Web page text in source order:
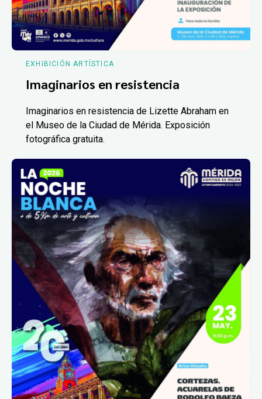
EXHIBICIÓN ARTÍSTICA
Imaginarios en resistencia
Imaginarios en resistencia de Lizette Abraham en
el Museo de la Ciudad de Mérida. Exposición
fotográfica gratuita.